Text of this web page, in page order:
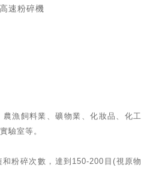
速粉碎機
漁飼料業、礦物業、化妝品、化工
驗室等。
粉碎次數，達到150-200目(視原物